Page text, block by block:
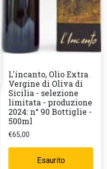
L'incanto, Olio Extra
Vergine di Oliva di
Sicilia - selezione
limitata - produzione
2024: n° 90 Bottiglie -
500ml
€65,00
Esaurito